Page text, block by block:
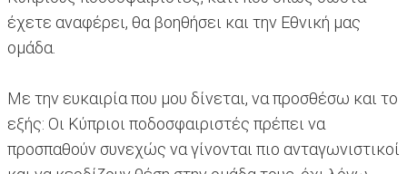
έχετε αναφέρει, θα βοηθήσει και την Εθνική μας
ομάδα.
Με την ευκαιρία που μου δίνεται, να προσθέσω και το
εξής: Οι Κύπριοι ποδοσφαιριστές πρέπει να
προσπαθούν συνεχώς να γίνονται πιο ανταγωνιστικοί